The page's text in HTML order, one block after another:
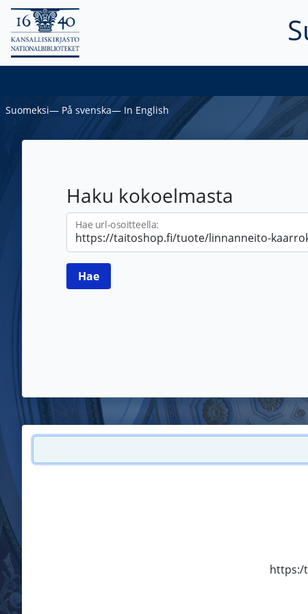
Suomeksi― På svenska― In English
Haku kokoelmasta
Hae url-osoitteella:
https:/